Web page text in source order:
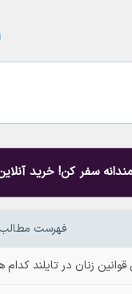
سفر کن! خرید
فهرست مطالب
زنان در تایلند کدام